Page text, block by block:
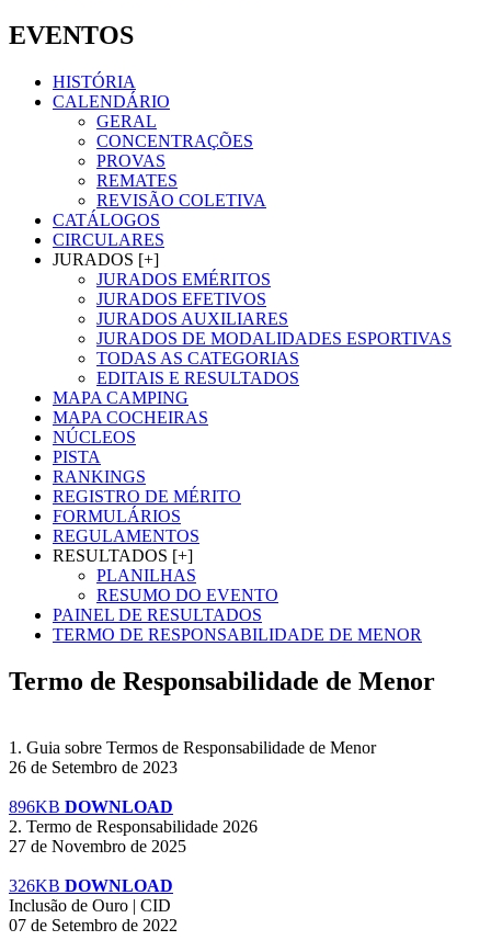
EVENTOS
HISTÓRIA
CALENDÁRIO
GERAL
CONCENTRAÇÕES
PROVAS
REMATES
REVISÃO COLETIVA
CATÁLOGOS
CIRCULARES
JURADOS [+]
JURADOS EMÉRITOS
JURADOS EFETIVOS
JURADOS AUXILIARES
JURADOS DE MODALIDADES ESPORTIVAS
TODAS AS CATEGORIAS
EDITAIS E RESULTADOS
MAPA CAMPING
MAPA COCHEIRAS
NÚCLEOS
PISTA
RANKINGS
REGISTRO DE MÉRITO
FORMULÁRIOS
REGULAMENTOS
RESULTADOS [+]
PLANILHAS
RESUMO DO EVENTO
PAINEL DE RESULTADOS
TERMO DE RESPONSABILIDADE DE MENOR
Termo de Responsabilidade de Menor
1. Guia sobre Termos de Responsabilidade de Menor
26 de Setembro de 2023
896KB DOWNLOAD
2. Termo de Responsabilidade 2026
27 de Novembro de 2025
326KB DOWNLOAD
Inclusão de Ouro | CID
07 de Setembro de 2022